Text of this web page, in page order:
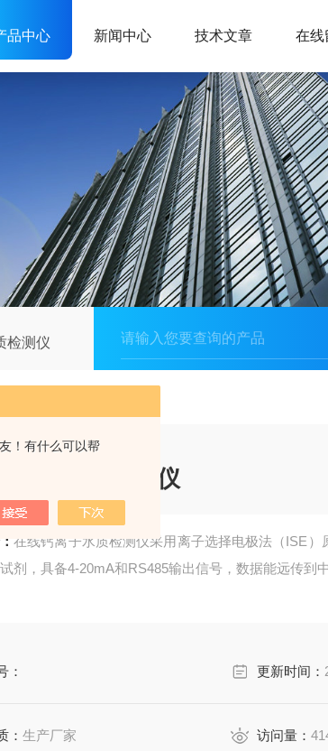
！有什么可以帮
品中心 新闻中心 技术文章 在线
检测仪
离子水质检测仪
在线钙离子水质检测仪采用离子选择电极法（ISE）
剂，具备4-20mA和RS485输出信号，数据能远传到中
： 更新时间：
：生产厂家 访问量：